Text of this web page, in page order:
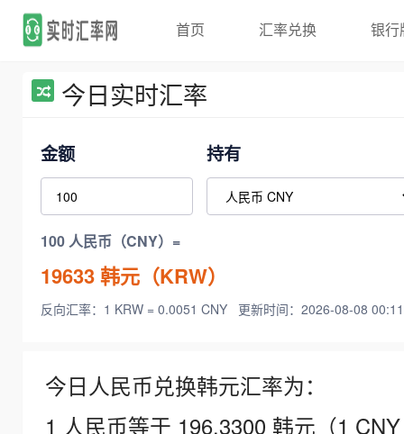
首页 汇率兑换 银行
今日实时汇率
金额 持有
100 人民币（CNY）=
19633韩元（KRW）
反向汇率：1 KRW = 0.0051 CNY 更新时间：2026-08-08
今日人民币兑换韩元汇率为：
1 人民币等于 196.3300 韩元（1